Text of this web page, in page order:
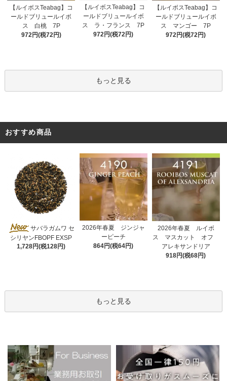
【ルイボスTeabag】コ
ールドブリュールイボ
ス 白桃 7P
972円(税72円)
【ルイボスTeabag】コ
ールドブリュールイボ
ス ラ・フランス 7P
972円(税72円)
【ルイボスTeabag】コ
ールドブリュールイボ
ス マンゴー 7P
972円(税72円)
もっと見る
おすすめ商品
サバラガムワ セ
シリヤンFBOPF EXSP
1,728円(税128円)
2026年春夏 ジンジャ
ーピーチ
864円(税64円)
2026年春夏 ルイボ
ス マスカット オフ
アレキサンドリア
918円(税68円)
もっと見る